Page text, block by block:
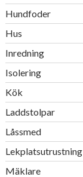
Hundfoder
Hus
Inredning
Isolering
Kök
Laddstolpar
Låssmed
Lekplatsutrustning
Mäklare